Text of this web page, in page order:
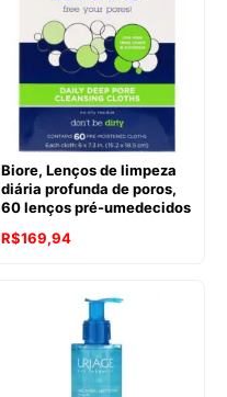
Biore, Lenços de limpeza
diária profunda de poros,
60 lenços pré-umedecidos
R$169,94